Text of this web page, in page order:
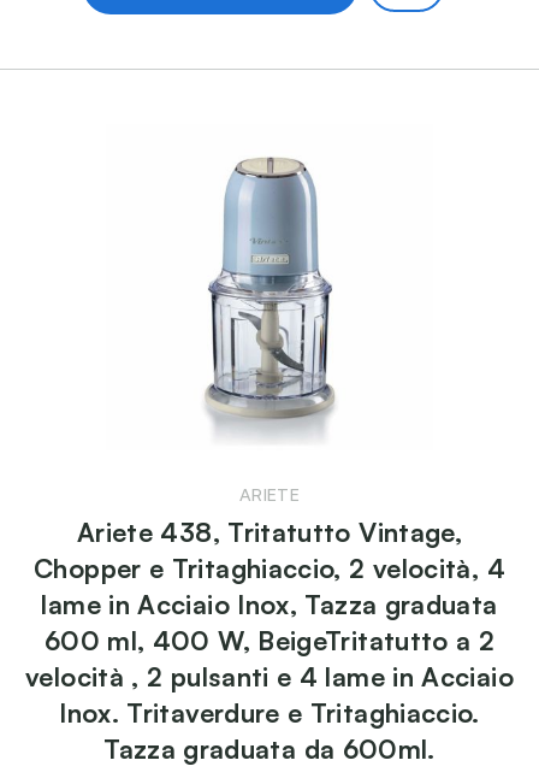
ARIETE
Ariete 438, Tritatutto Vintage,
Chopper e Tritaghiaccio, 2 velocità, 4
lame in Acciaio Inox, Tazza graduata
600 ml, 400 W, BeigeTritatutto a 2
velocità , 2 pulsanti e 4 lame in Acciaio
Inox. Tritaverdure e Tritaghiaccio.
Tazza graduata da 600ml.